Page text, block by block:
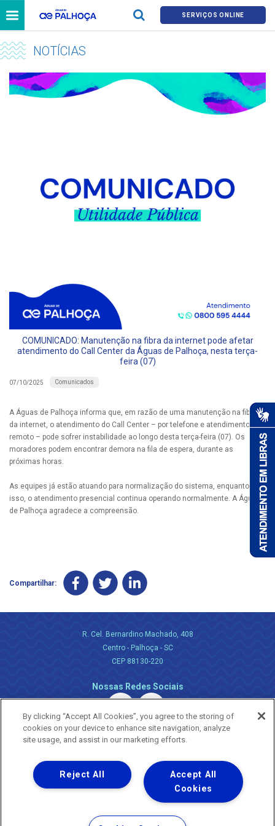
SERVIÇOS ONLINE
NOTÍCIAS
COMUNICADO: Manutenção na fibra da internet pode afetar
atendimento do Call Center da Águas de Palhoça, nesta terça-
feira (07)
07/10/2025 Comunicados
A Águas de Palhoça informa que, em razão de uma manutenção na fibra
da internet, o atendimento do Call Center – por telefone e atendimento
remoto – pode sofrer instabilidade ao longo desta terça-feira (07). Os
moradores podem encontrar demora na fila de espera, durante as
próximas horas.
As equipes já estão atuando para normalização do sistema, enquanto
isso, o atendimento presencial continua operando normalmente. A Águas
de Palhoça agradece a compreensão.
Compartilhar:
R. Cel. Bernardino Machado, 408
Centro - Palhoça - SC
CEP 88130-220
Nossas Redes Sociais
Uma empresa
Copyright ® 2026 - Todos os Direitos Reservados.
Nossa natureza movimenta a vida
By clicking “Accept All Cookies”, you agree to the storing of
cookies on your device to enhance site navigation, analyze
site usage, and assist in our marketing efforts.
Accept All
Cookies
Reject All